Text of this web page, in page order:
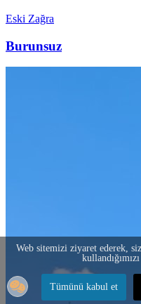
Eski Zağra
Burunsuz
Web sitemizi ziyaret ederek,
Tümünü kabul et